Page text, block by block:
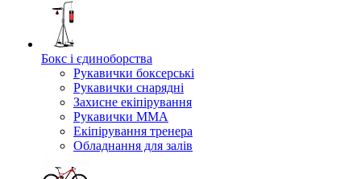
Бокс і єдиноборства
Рукавички боксерські
Рукавички снарядні
Захисне екіпірування
Рукавички ММА
Екіпірування тренера
Обладнання для залів